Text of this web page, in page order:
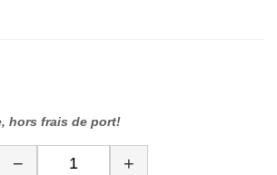
hors frais de port!
Quantité
− +